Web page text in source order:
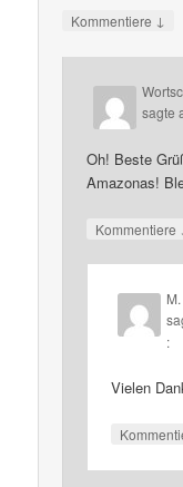
Kommentiere ↓
sagte
Oh! Beste
Amazonas!
Kommentiere
M.
:
Vielen